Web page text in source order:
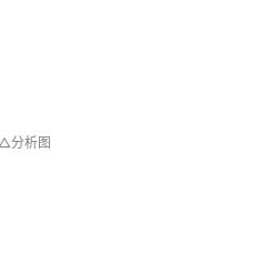
△分析图